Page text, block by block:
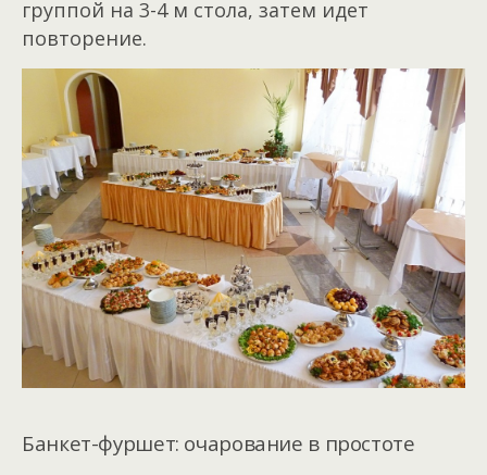
группой на 3-4 м стола, затем идет
повторение.
Банкет-фуршет: очарование в простоте